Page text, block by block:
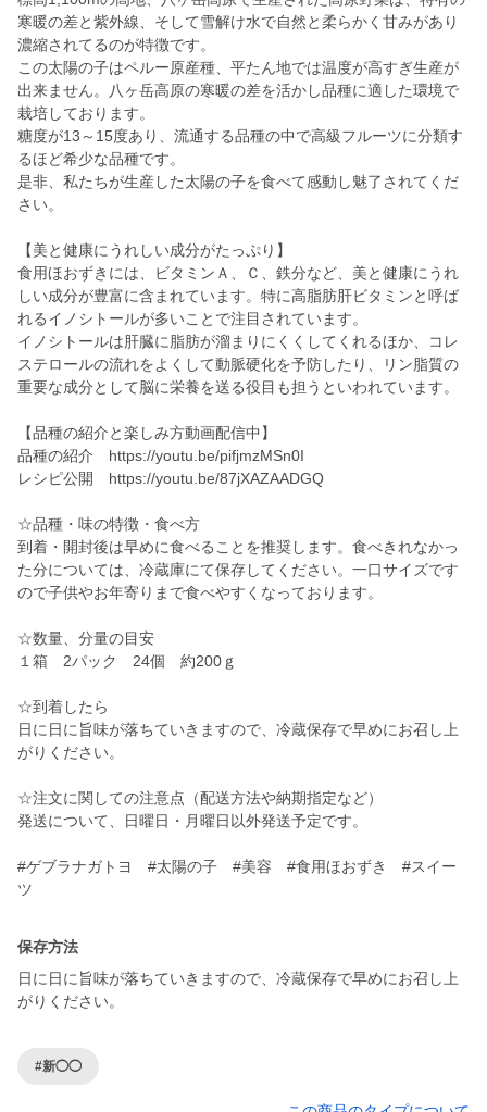
寒暖の差と紫外線、そして雪解け水で自然と柔らかく甘みがあり
濃縮されてるのが特徴です。
この太陽の子はペルー原産種、平たん地では温度が高すぎ生産が
出来ません。八ヶ岳高原の寒暖の差を活かし品種に適した環境で
栽培しております。
糖度が13～15度あり、流通する品種の中で高級フルーツに分類す
るほど希少な品種です。
是非、私たちが生産した太陽の子を食べて感動し魅了されてくだ
さい。
【美と健康にうれしい成分がたっぷり】
食用ほおずきには、ビタミンＡ、Ｃ、鉄分など、美と健康にうれ
しい成分が豊富に含まれています。特に高脂肪肝ビタミンと呼ば
れるイノシトールが多いことで注目されています。
イノシトールは肝臓に脂肪が溜まりにくくしてくれるほか、コレ
ステロールの流れをよくして動脈硬化を予防したり、リン脂質の
重要な成分として脳に栄養を送る役目も担うといわれています。
【品種の紹介と楽しみ方動画配信中】
品種の紹介 https://youtu.be/pifjmzMSn0I
レシピ公開 https://youtu.be/87jXAZAADGQ
☆品種・味の特徴・食べ方
到着・開封後は早めに食べることを推奨します。食べきれなかっ
た分については、冷蔵庫にて保存してください。一口サイズです
ので子供やお年寄りまで食べやすくなっております。
☆数量、分量の目安
１箱 2パック 24個 約200ｇ
☆到着したら
日に日に旨味が落ちていきますので、冷蔵保存で早めにお召し上
がりください。
☆注文に関しての注意点（配送方法や納期指定など）
発送について、日曜日・月曜日以外発送予定です。
#ゲブラナガトヨ #太陽の子 #美容 #食用ほおずき #スイー
ツ
保存方法
日に日に旨味が落ちていきますので、冷蔵保存で早めにお召し上
がりください。
#新◯◯